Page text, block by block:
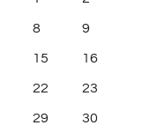
8 9
15 16
22 23
29 30